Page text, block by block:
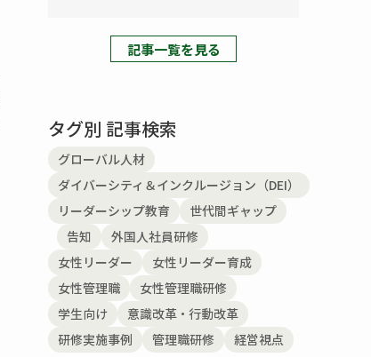
記事一覧を見る
タグ別 記事検索
グローバル人材
ダイバーシティ＆インクルージョン（DEI）
リーダーシップ教育
世代間ギャップ
告知
外国人社員研修
女性リーダー
女性リーダー育成
女性管理職
女性管理職研修
学生向け
意識改革・行動改革
研修実施事例
管理職研修 経営視点